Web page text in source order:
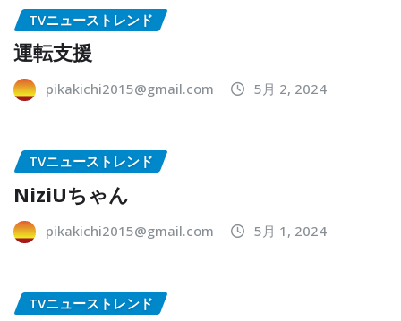
TVニューストレンド
運転支援
pikakichi2015@gmail.com 5月 2, 2024
TVニューストレンド
NiziUちゃん
pikakichi2015@gmail.com 5月 1, 2024
TVニューストレンド